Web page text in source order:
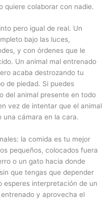
quiere colaborar con nadie.
pero igual de real. Un
bajo las luces,
y con órdenes que le
Un animal mal entrenado
acaba destrozando tu
de piedad. Si puedes
del animal presente en todo
vez de intentar que el animal
cámara en la cara.
la comida es tu mejor
pequeños, colocados fuera
o un gato hacia donde
que tengas que depender
esperes interpretación de un
y aprovecha el